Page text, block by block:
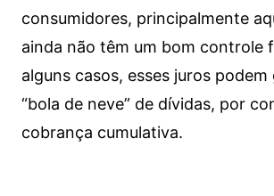
consumidores, principalmente
ainda não têm um bom controle
alguns casos, esses juros podem
“bola de neve” de dívidas, por
cobrança cumulativa.